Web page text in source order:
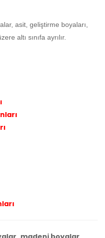
asit, geliştirme boyaları,
altı sınıfa ayrılır.